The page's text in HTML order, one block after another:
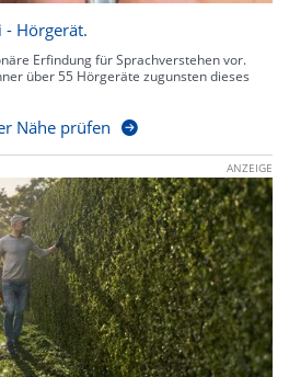
- Hörgerät.
Erfindung für Sprachverstehen vor.
über 55 Hörgeräte zugunsten dieses
Nähe prüfen
ANZEIGE